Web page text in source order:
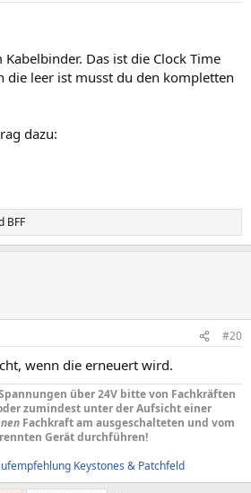
Das ist die Clock Time
die leer ist musst du den kompletten
dazu:
BFF
#20
wenn die erneuert wird.
über 24V bitte von Fachkräften
zumindest unter der Aufsicht einer
Fachkraft am ausgeschalteten und vom
Gerät durchführen!
Keystones & Patchfeld